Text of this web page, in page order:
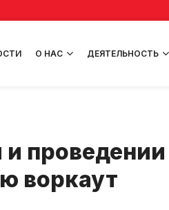
О НАС ДЕЯТЕЛЬНОСТЬ
и
воркаут